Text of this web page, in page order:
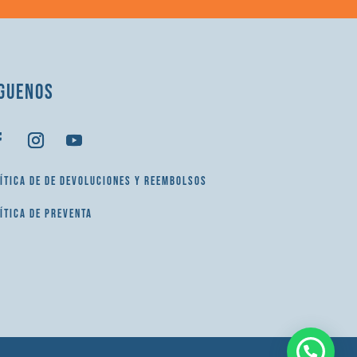
DE DE DEVOLUCIONES Y REEMBOLSOS
DE PREVENTA